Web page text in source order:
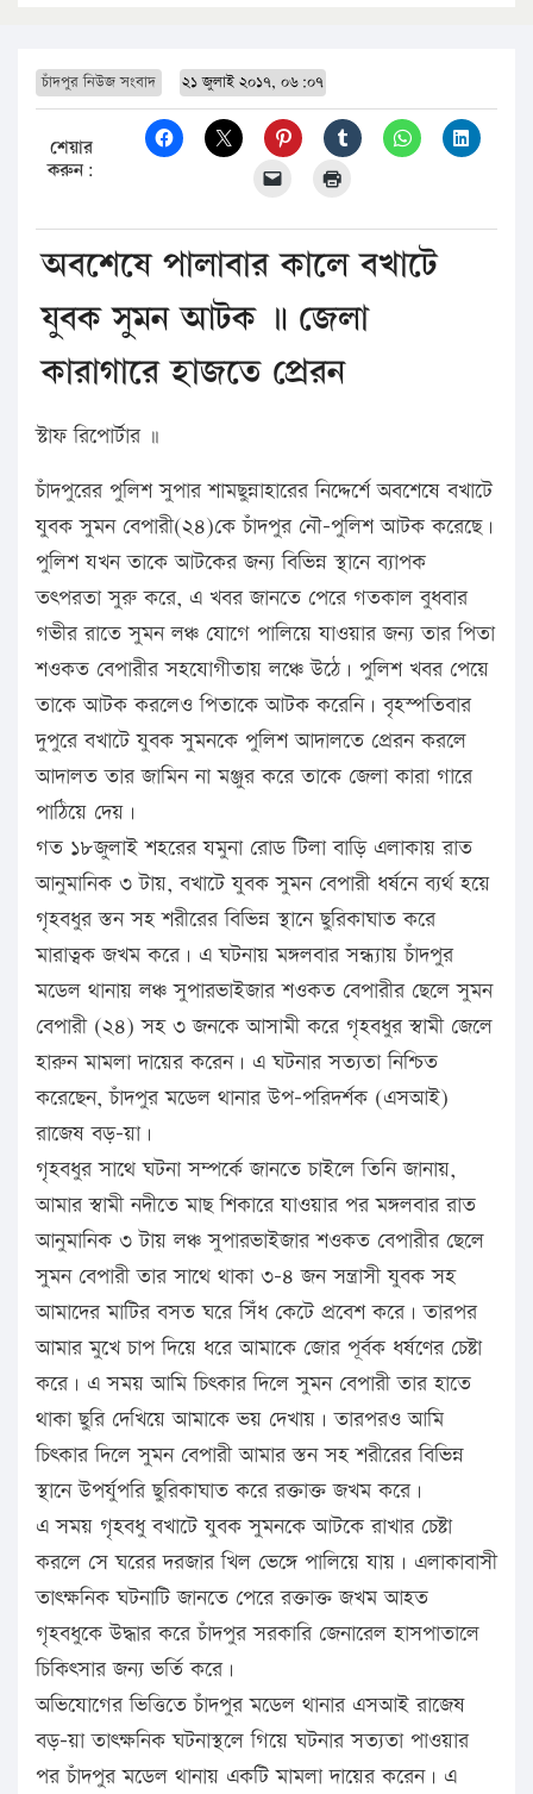
চাঁদপুর নিউজ সংবাদ ২১ জুলাই ২০১৭, ০৬:০৭
শেয়ার
করুন:
অবশেষে পালাবার কালে বখাটে
যুবক সুমন আটক ॥ জেলা
কারাগারে হাজতে প্রেরন
স্টাফ রিপোর্টার ॥
চাঁদপুরের পুলিশ সুপার শামছুন্নাহারের নিদ্দের্শে অবশেষে বখাটে
যুবক সুমন বেপারী(২৪)কে চাঁদপুর নৌ-পুলিশ আটক করেছে।
পুলিশ যখন তাকে আটকের জন্য বিভিন্ন স্থানে ব্যাপক
তৎপরতা সুরু করে, এ খবর জানতে পেরে গতকাল বুধবার
গভীর রাতে সুমন লঞ্চ যোগে পালিয়ে যাওয়ার জন্য তার পিতা
শওকত বেপারীর সহযোগীতায় লঞ্চে উঠে। পুলিশ খবর পেয়ে
তাকে আটক করলেও পিতাকে আটক করেনি। বৃহস্পতিবার
দুপুরে বখাটে যুবক সুমনকে পুলিশ আদালতে প্রেরন করলে
আদালত তার জামিন না মঞ্জুর করে তাকে জেলা কারা গারে
পাঠিয়ে দেয়।
গত ১৮জুলাই শহরের যমুনা রোড টিলা বাড়ি এলাকায় রাত
আনুমানিক ৩ টায়, বখাটে যুবক সুমন বেপারী ধর্ষনে ব্যর্থ হয়ে
গৃহবধুর স্তন সহ শরীরের বিভিন্ন স্থানে ছুরিকাঘাত করে
মারাত্বক জখম করে। এ ঘটনায় মঙ্গলবার সন্ধ্যায় চাঁদপুর
মডেল থানায় লঞ্চ সুপারভাইজার শওকত বেপারীর ছেলে সুমন
বেপারী (২৪) সহ ৩ জনকে আসামী করে গৃহবধুর স্বামী জেলে
হারুন মামলা দায়ের করেন। এ ঘটনার সত্যতা নিশ্চিত
করেছেন, চাঁদপুর মডেল থানার উপ-পরিদর্শক (এসআই)
রাজেষ বড়–য়া।
গৃহবধুর সাথে ঘটনা সম্পর্কে জানতে চাইলে তিনি জানায়,
আমার স্বামী নদীতে মাছ শিকারে যাওয়ার পর মঙ্গলবার রাত
আনুমানিক ৩ টায় লঞ্চ সুপারভাইজার শওকত বেপারীর ছেলে
সুমন বেপারী তার সাথে থাকা ৩-৪ জন সন্ত্রাসী যুবক সহ
আমাদের মাটির বসত ঘরে সিঁধ কেটে প্রবেশ করে। তারপর
আমার মুখে চাপ দিয়ে ধরে আমাকে জোর পূর্বক ধর্ষণের চেষ্টা
করে। এ সময় আমি চিৎকার দিলে সুমন বেপারী তার হাতে
থাকা ছুরি দেখিয়ে আমাকে ভয় দেখায়। তারপরও আমি
চিৎকার দিলে সুমন বেপারী আমার স্তন সহ শরীরের বিভিন্ন
স্থানে উপর্যুপরি ছুরিকাঘাত করে রক্তাক্ত জখম করে।
এ সময় গৃহবধু বখাটে যুবক সুমনকে আটকে রাখার চেষ্টা
করলে সে ঘরের দরজার খিল ভেঙ্গে পালিয়ে যায়। এলাকাবাসী
তাৎক্ষনিক ঘটনাটি জানতে পেরে রক্তাক্ত জখম আহত
গৃহবধুকে উদ্ধার করে চাঁদপুর সরকারি জেনারেল হাসপাতালে
চিকিৎসার জন্য ভর্তি করে।
অভিযোগের ভিত্তিতে চাঁদপুর মডেল থানার এসআই রাজেষ
বড়–য়া তাৎক্ষনিক ঘটনাস্থলে গিয়ে ঘটনার সত্যতা পাওয়ার
পর চাঁদপুর মডেল থানায় একটি মামলা দায়ের করেন। এ